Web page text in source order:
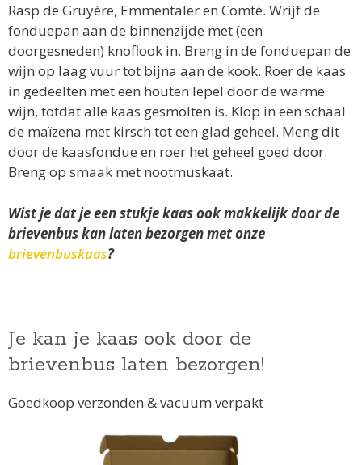
Rasp de Gruyère, Emmentaler en Comté. Wrijf de
fonduepan aan de binnenzijde met (een
doorgesneden) knoflook in. Breng in de fonduepan de
wijn op laag vuur tot bijna aan de kook. Roer de kaas
in gedeelten met een houten lepel door de warme
wijn, totdat alle kaas gesmolten is. Klop in een schaal
de maïzena met kirsch tot een glad geheel. Meng dit
door de kaasfondue en roer het geheel goed door.
Breng op smaak met nootmuskaat.
Wist je dat je een stukje kaas ook makkelijk door de
brievenbus kan laten bezorgen met onze
brievenbuskaas?
Je kan je kaas ook door de
brievenbus laten bezorgen!
Goedkoop verzonden & vacuum verpakt